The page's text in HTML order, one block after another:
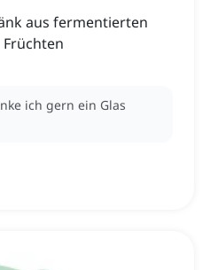
aus fermentierten
ich gern ein Glas